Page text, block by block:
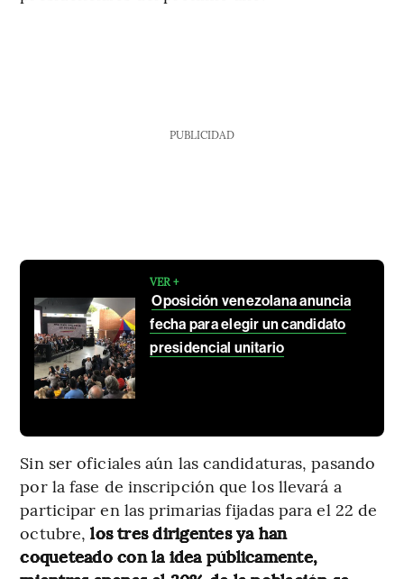
PUBLICIDAD
VER +
Oposición venezolana anuncia
fecha para elegir un candidato
presidencial unitario
Sin ser oficiales aún las candidaturas, pasando
por la fase de inscripción que los llevará a
participar en las primarias fijadas para el 22 de
octubre,los tres dirigentes ya han
coqueteado con la idea públicamente,